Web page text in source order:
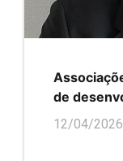
de
12/04/2026